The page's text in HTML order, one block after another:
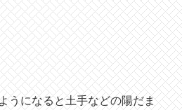
うになると土手などの陽だま